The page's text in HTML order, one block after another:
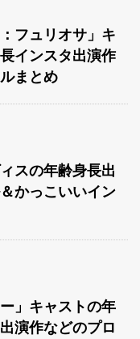
フュリオサ」キ
インスタ出演作
まとめ
スの年齢身長出
かっこいいイン
」キャストの年
演作などのプロ